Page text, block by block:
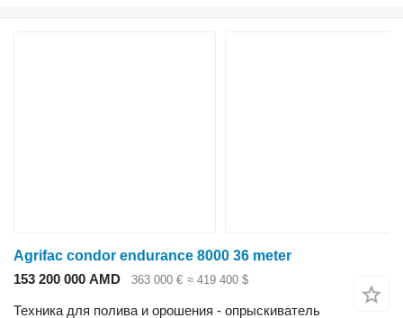
Agrifac condor endurance 8000 36 meter
153 200 000 AMD
363 000 € ≈ 419 400 $
Техника для полива и орошения - опрыскиватель